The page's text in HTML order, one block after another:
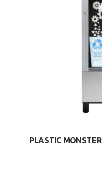
PLASTIC MONSTER